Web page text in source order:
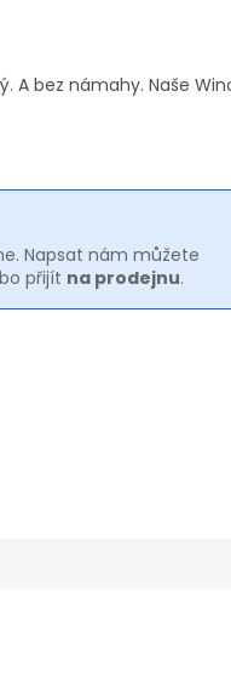
A bez námahy. Naše
Napsat nám můžete
přijít na prodejnu.